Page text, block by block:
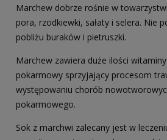
Marchew dobrze rośnie w
pora, rzodkiewki, sałaty i selera. Nie
pobliżu buraków i pietruszki.
Marchew zawiera duże ilości
pokarmowy sprzyjający procesom
występowaniu chorób
pokarmowego.
Sok z marchwi zalecany jest w